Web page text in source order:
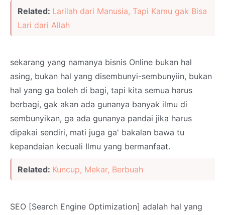
Related: Larilah dari Manusia, Tapi Kamu gak Bisa
Lari dari Allah
sekarang yang namanya bisnis Online bukan hal
asing, bukan hal yang disembunyi-sembunyiin, bukan
hal yang ga boleh di bagi, tapi kita semua harus
berbagi, gak akan ada gunanya banyak ilmu di
sembunyikan, ga ada gunanya pandai jika harus
dipakai sendiri, mati juga ga' bakalan bawa tu
kepandaian kecuali Ilmu yang bermanfaat.
Related: Kuncup, Mekar, Berbuah
SEO [Search Engine Optimization] adalah hal yang